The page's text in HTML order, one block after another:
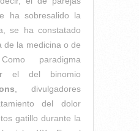
ha sobresalido la
se ha constatado
de la medicina o de
paradigma
el del binomio
, divulgadores
del dolor
gatillo durante la